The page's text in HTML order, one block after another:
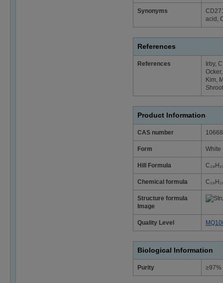
Synonyms
acid,
References
References
Irby,
Kim,
Product Information
CAS number
Form White
Hill Formula
Chemical formula
Structure formula
Image
Quality Level
Biological Information
Purity ≥97%